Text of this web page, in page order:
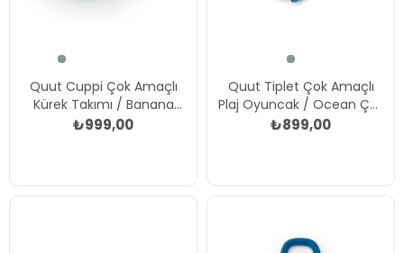
Quut Cuppi Çok Amaçlı
Kürek Takımı / Banana
Blue Çok Renkli
₺999,00
Quut Tiplet Çok Amaçlı
Plaj Oyuncak / Ocean Çok
Renkli
₺899,00